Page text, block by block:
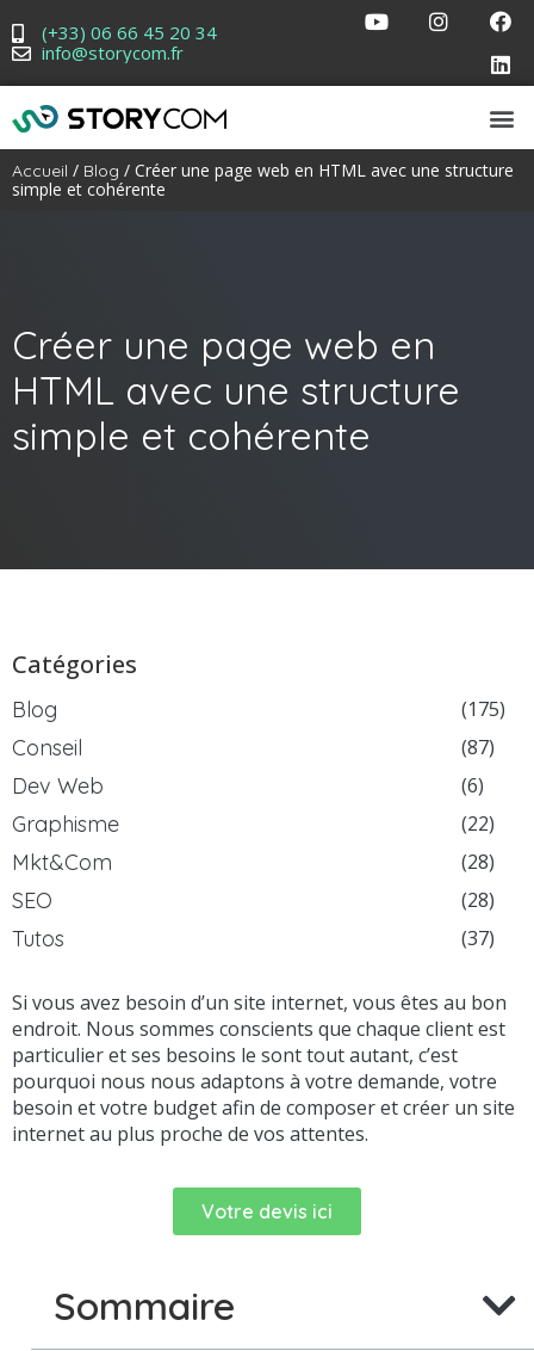
(+33) 06 66 45 20 34
info@storycom.fr
Accueil / Blog / Créer une page web en HTML avec une structure
simple et cohérente
Créer une page web en
HTML avec une structure
simple et cohérente
Catégories
Blog (175)
Conseil (87)
Dev Web (6)
Graphisme (22)
Mkt&Com (28)
SEO (28)
Tutos (37)
Si vous avez besoin d’un site internet, vous êtes au bon
endroit. Nous sommes conscients que chaque client est
particulier et ses besoins le sont tout autant, c’est
pourquoi nous nous adaptons à votre demande, votre
besoin et votre budget afin de composer et créer un site
internet au plus proche de vos attentes.
Votre devis ici
Sommaire